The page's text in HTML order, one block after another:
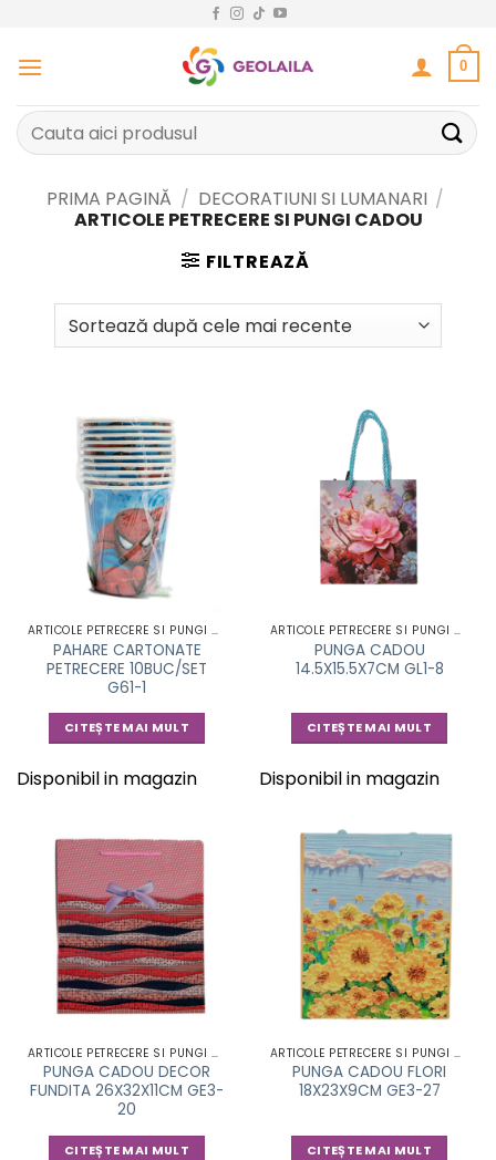
conținut
0
Caută
după:
PRIMA PAGINĂ / DECORATIUNI SI LUMANARI /
ARTICOLE PETRECERE SI PUNGI CADOU
FILTREAZĂ
ARTICOLE PETRECERE SI PUNGI CADOU
PAHARE CARTONATE
PETRECERE 10BUC/SET
G61-1
CITEȘTE MAI MULT
Disponibil in magazin
ARTICOLE PETRECERE SI PUNGI CADOU
PUNGA CADOU
14.5X15.5X7CM GL1-8
CITEȘTE MAI MULT
Disponibil in magazin
ARTICOLE PETRECERE SI PUNGI CADOU
PUNGA CADOU DECOR
FUNDITA 26X32X11CM GE3-
20
CITEȘTE MAI MULT
ARTICOLE PETRECERE SI PUNGI CADOU
PUNGA CADOU FLORI
18X23X9CM GE3-27
CITEȘTE MAI MULT